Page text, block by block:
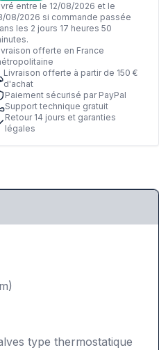
entre le 12/08/2026 et le
08/2026 si commande passée
les 2 jours 17 heures 50
offerte en France
Livraison offerte à partir de 150 €
d'achat
Paiement sécurisé par PayPal
Support technique gratuit
Retour 14 jours et garanties
légales
type thermostatique